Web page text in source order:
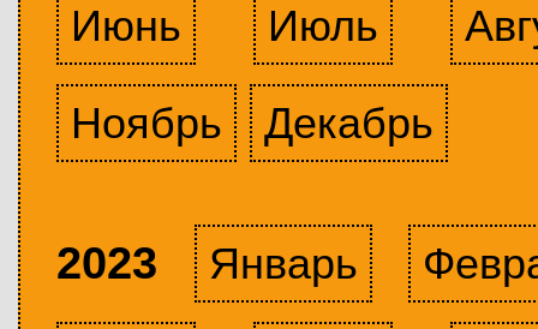
Июнь
Июль
Ноябрь
Декабрь
2023 Январь